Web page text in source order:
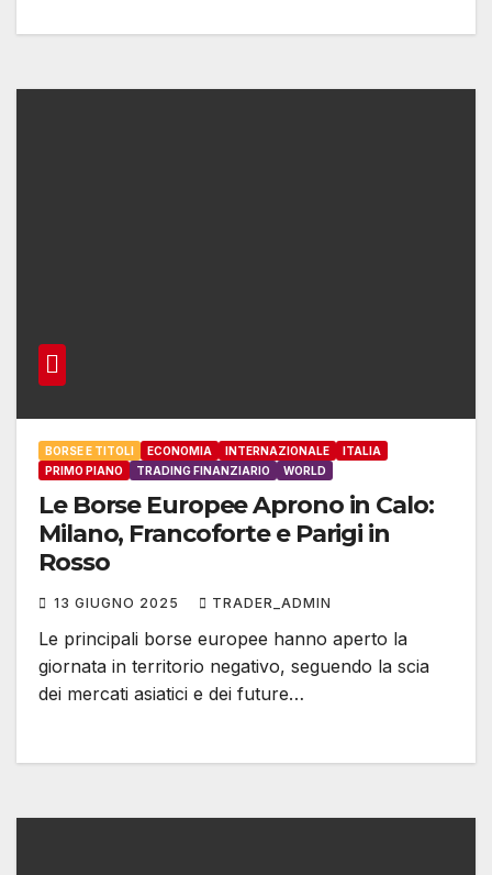
BORSE E TITOLI ECONOMIA INTERNAZIONALE
ITALIA
PRIMO PIANO
TRADING FINANZIARIO WORLD
Le Borse Europee Aprono in Calo:
Milano, Francoforte e Parigi in
Rosso
13 GIUGNO 2025 TRADER_ADMIN
Le principali borse europee hanno aperto la
giornata in territorio negativo, seguendo la scia
dei mercati asiatici e dei future…